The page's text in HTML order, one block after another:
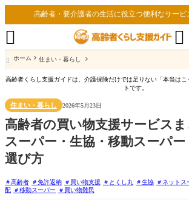
高齢者・要介護者の生活に役立つ便利なサービ


 ホーム 住まい・暮らし
高齢者くらし支援ガイドは、介護保険だけでは足りない「本当は
トです。
住まい・暮らし 2026年5月23日
高齢者の買い物支援サービス
スーパー・生協・移動スーパー
選び方
高齢者 免許返納 買い物支援 とくし丸 生協 ネットス
配
移動スーパー 買い物難民